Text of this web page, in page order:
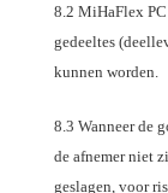
8.2 MiHaFlex
gedeeltes
kunnen worden.
8.3 Wanneer de
de afnemer niet
geslagen, voor